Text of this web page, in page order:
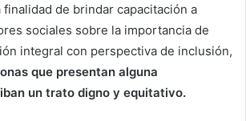
finalidad de brindar capacitación a
sociales sobre la importancia de
integral con perspectiva de inclusión,
que presentan alguna
un trato digno y equitativo.